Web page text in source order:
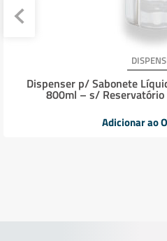
Dispenser p/ Sabonete
800ml – s/
Adicionar ao